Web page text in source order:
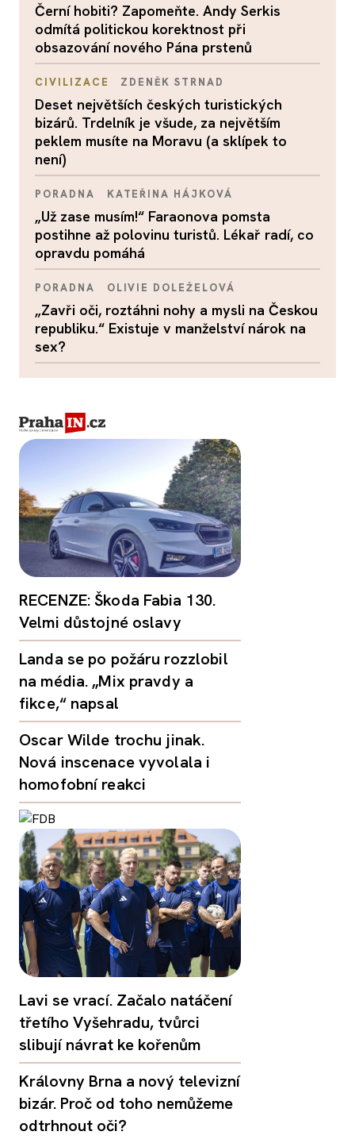
Černí hobiti? Zapomeňte. Andy Serkis
odmítá politickou korektnost při
obsazování nového Pána prstenů
CIVILIZACE ZDENĚK STRNAD
Deset největších českých turistických
bizárů. Trdelník je všude, za největším
peklem musíte na Moravu (a sklípek to
není)
PORADNA KATEŘINA HÁJKOVÁ
„Už zase musím!“ Faraonova pomsta
postihne až polovinu turistů. Lékař radí, co
opravdu pomáhá
PORADNA OLIVIE DOLEŽELOVÁ
„Zavři oči, roztáhni nohy a mysli na Českou
republiku.“ Existuje v manželství nárok na
sex?
RECENZE: Škoda Fabia 130.
Velmi důstojné oslavy
Landa se po požáru rozzlobil
na média. „Mix pravdy a
fikce,“ napsal
Oscar Wilde trochu jinak.
Nová inscenace vyvolala i
homofobní reakci
Lavi se vrací. Začalo natáčení
třetího Vyšehradu, tvůrci
slibují návrat ke kořenům
Královny Brna a nový televizní
bizár. Proč od toho nemůžeme
odtrhnout oči?